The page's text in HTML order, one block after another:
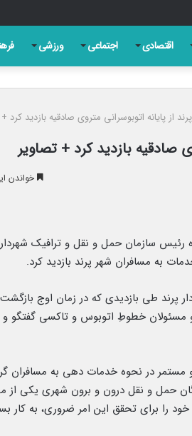
اقتصادی اجتماعی ورزشی
از پایانه اتوبوسرانی متروی صادقیه بازدید کرد
صادقیه بازدید کرد + تصاویر
خواندن این مطلب
رئیس سازمان حمل و نقل و ترافیک
به مسافران شهر پرند بازدید کرد.
پرند طی بازدیدی که در زمان اوج
و مسئولان خطوطِ اتوبوس و تاکسی
مستمر در نحوه خدمات دهی به مسافران
حمل و نقل درون و برون شهری یکی از
را برای تحقق این امر ضروری، به کار